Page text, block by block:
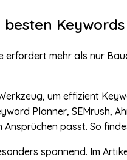
besten
erfordert mehr als nur
um effizient
Planner, SEMrush,
passt. So
spannend. Im